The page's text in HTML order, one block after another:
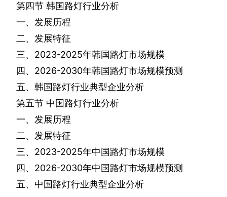
第四节 韩国路灯行业分析
一、发展历程
二、发展特征
三、 2023-2025年韩国路灯市场规模
四、 2026-2030年韩国路灯市场规模预测
五、韩国路灯行业典型企业分析
第五节 中国路灯行业分析
一、发展历程
二、发展特征
三、 2023-2025年中国路灯市场规模
四、 2026-2030年中国路灯市场规模预测
五、中国路灯行业典型企业分析